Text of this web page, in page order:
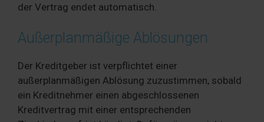
der Vertrag endet automatisch.
Außerplanmäßige Ablösungen
Der Kreditgeber ist verpflichtet einer
außerplanmäßigen Ablösung zuzustimmen, sobald
ein Kreditnehmer einen abgeschlossenen
Kreditvertrag mit einer entsprechenden